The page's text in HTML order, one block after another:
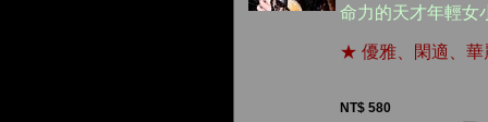
命力的天才年輕女
★ 優雅、閑適、華
NT$ 580